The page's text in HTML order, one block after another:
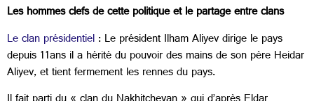
Les hommes clefs de cette politique et le partage entre clans
Le clan présidentiel: Le président Ilham Aliyev dirige le pays
depuis 11ans il a hérité du pouvoir des mains de son père Heidar
Aliyev, et tient fermement les rennes du pays.